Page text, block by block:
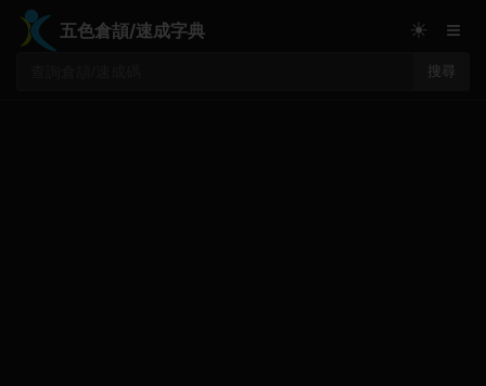
五色倉頡/速成字典
搜尋
☀ ≡